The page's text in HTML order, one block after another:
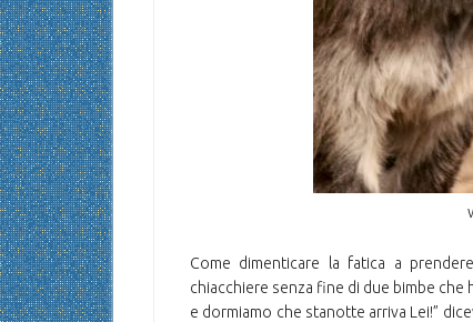
Come dimenticare la fatica a
chiacchiere senza fine di due bimbe che
e dormiamo che stanotte arriva Lei!”